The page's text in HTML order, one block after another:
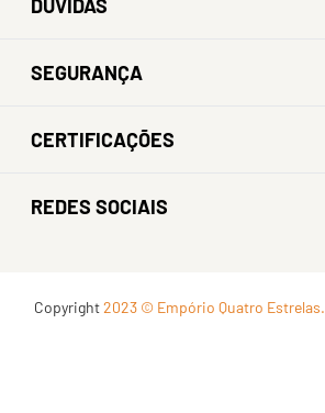
DÚVIDAS
SEGURANÇA
CERTIFICAÇÕES
REDES SOCIAIS
Copyright2023 © Empório Quatro Estrelas.